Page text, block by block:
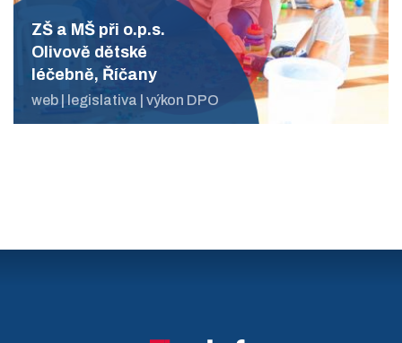
ZŠ a MŠ při o.p.s.
Olivově dětské
léčebně, Říčany
web | legislativa | výkon DPO